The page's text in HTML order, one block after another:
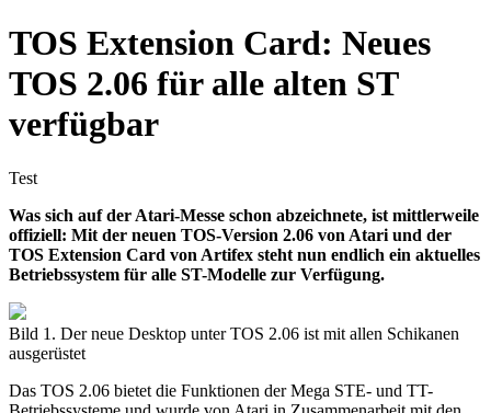
TOS Extension Card: Neues
TOS 2.06 für alle alten ST
verfügbar
Test
Was sich auf der Atari-Messe schon abzeichnete, ist mittlerweile
offiziell: Mit der neuen TOS-Version 2.06 von Atari und der
TOS Extension Card von Artifex steht nun endlich ein aktuelles
Betriebssystem für alle ST-Modelle zur Verfügung.
Bild 1. Der neue Desktop unter TOS 2.06 ist mit allen Schikanen
ausgerüstet
Das TOS 2.06 bietet die Funktionen der Mega STE- und TT-